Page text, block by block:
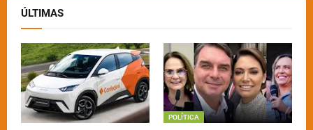
ÚLTIMAS
POLÍTICA